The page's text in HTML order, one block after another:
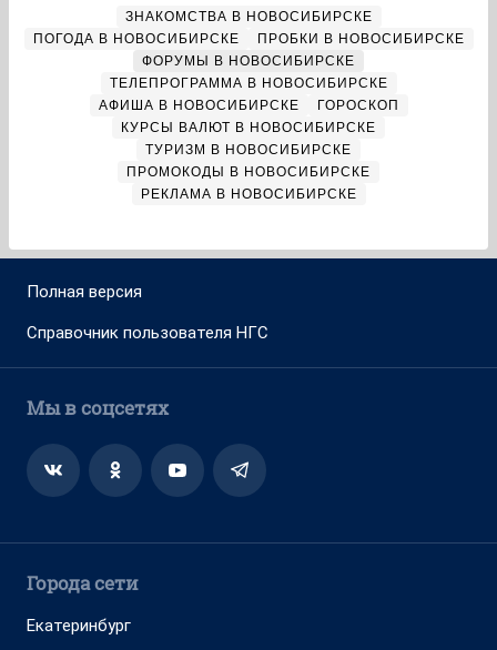
ЗНАКОМСТВА В НОВОСИБИРСКЕ
ПОГОДА В НОВОСИБИРСКЕ
ПРОБКИ В НОВОСИБИРСКЕ
ФОРУМЫ В НОВОСИБИРСКЕ
ТЕЛЕПРОГРАММА В НОВОСИБИРСКЕ
АФИША В НОВОСИБИРСКЕ
ГОРОСКОП
КУРСЫ ВАЛЮТ В НОВОСИБИРСКЕ
ТУРИЗМ В НОВОСИБИРСКЕ
ПРОМОКОДЫ В НОВОСИБИРСКЕ
РЕКЛАМА В НОВОСИБИРСКЕ
Полная версия
Справочник пользователя НГС
Мы в соцсетях
Города сети
Екатеринбург